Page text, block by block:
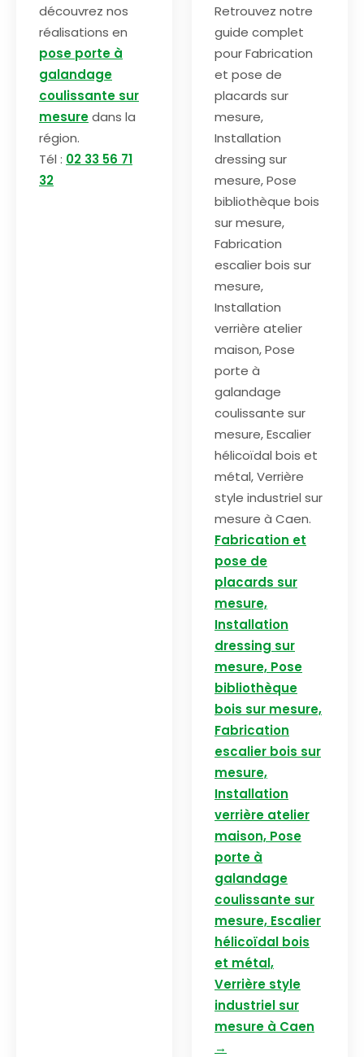
découvrez nos
réalisations en
pose porte à
galandage
coulissante sur
mesuredans la
région.
Tél : 02 33 56 71
32
Retrouvez notre
guide complet
pour Fabrication
et pose de
placards sur
mesure,
Installation
dressing sur
mesure, Pose
bibliothèque bois
sur mesure,
Fabrication
escalier bois sur
mesure,
Installation
verrière atelier
maison, Pose
porte à
galandage
coulissante sur
mesure, Escalier
hélicoïdal bois et
métal, Verrière
style industriel sur
mesure à Caen.
Fabrication et
pose de
placards sur
mesure,
Installation
dressing sur
mesure, Pose
bibliothèque
bois sur mesure,
Fabrication
escalier bois sur
mesure,
Installation
verrière atelier
maison, Pose
porte à
galandage
coulissante sur
mesure, Escalier
hélicoïdal bois
et métal,
Verrière style
industriel sur
mesure à Caen
→